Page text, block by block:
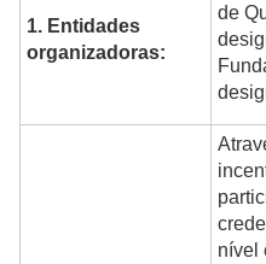
1. Entidades
organizadoras:
de
nível